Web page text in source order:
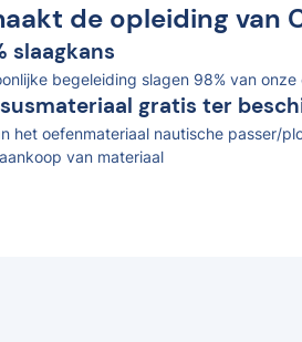
de opleiding van
slaagkans
begeleiding slagen 98% van
gratis ter
het oefenmateriaal nautische passer/
van materiaal